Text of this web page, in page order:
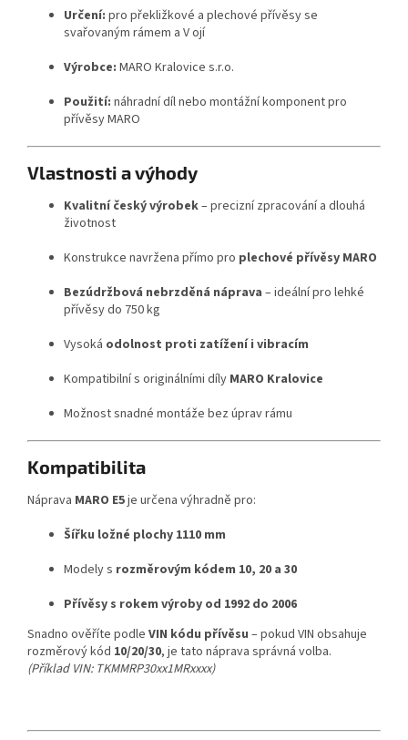
Určení: pro překližkové a plechové přívěsy se
svařovaným rámem a V ojí
Výrobce: MARO Kralovice s.r.o.
Použití: náhradní díl nebo montážní komponent pro
přívěsy MARO
Vlastnosti a výhody
Kvalitní český výrobek– precizní zpracování a dlouhá
životnost
Konstrukce navržena přímo pro plechové přívěsy MARO
Bezúdržbová nebrzděná náprava – ideální pro lehké
přívěsy do 750 kg
Vysoká odolnost proti zatížení i vibracím
Kompatibilní s originálními díly MARO Kralovice
Možnost snadné montáže bez úprav rámu
Kompatibilita
Náprava MARO E5je určena výhradně pro:
Šířku ložné plochy 1110 mm
Modely s rozměrovým kódem 10, 20 a 30
Přívěsy s rokem výroby od 1992 do 2006
Snadno ověříte podle VIN kódu přívěsu – pokud VIN obsahuje
rozměrový kód 10/20/30, je tato náprava správná volba.
(Příklad VIN: TKMMRP30xx1MRxxxx)